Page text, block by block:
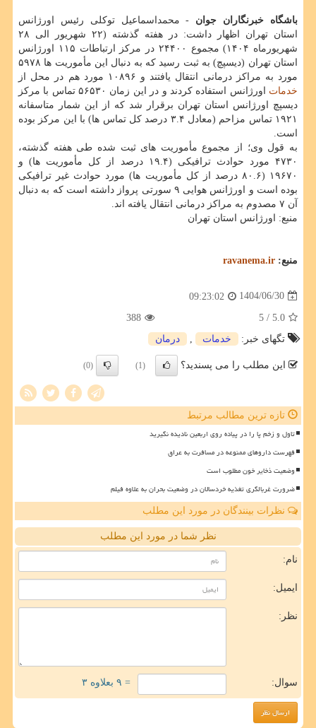
باشگاه خبرنگاران جوان - محمداسماعیل توکلی رئیس اورژانس
استان تهران اظهار داشت: در هفته گذشته (۲۲ شهریور الی ۲۸
شهریورماه ۱۴۰۴) مجموع ۲۴۴۰۰ در مرکز ارتباطات ۱۱۵ اورژانس
استان تهران (دیسپچ) به ثبت رسید که به دنبال این مأموریت ها ۵۹۷۸
مورد به مراکز درمانی انتقال یافتند و ۱۰۸۹۶ مورد هم در محل از
خدمات
اورژانس استفاده کردند و در این زمان ۵۶۵۳۰ تماس با مرکز
دیسپچ اورژانس استان تهران برقرار شد که از این شمار متاسفانه
۱۹۲۱ تماس مزاحم (معادل ۳.۴ درصد کل تماس ها) با این مرکز بوده
است.
به قول وی؛ از مجموع مأموریت های ثبت شده طی هفته گذشته،
۴۷۳۰ مورد حوادث ترافیکی (۱۹.۴ درصد از کل مأموریت ها) و
۱۹۶۷۰ (۸۰.۶ درصد از کل مأموریت ها) مورد حوادث غیر ترافیکی
بوده است و اورژانس هوایی ۹ سورتی پرواز داشته است که به دنبال
آن ۷ مصدوم به مراکز درمانی انتقال یافته اند.
منبع: اورژانس استان تهران
منبع: ravanema.ir
1404/06/30
09:23:02
5.0
/ 5
388
تگهای خبر:
خدمات درمان
این مطلب را می پسندید؟ (1)
(0)
تازه ترین مطالب مرتبط
تاول و زخم پا را در پیاده روی اربعین نادیده نگیرید
فهرست داروهای ممنوعه در مسافرت به عراق
وضعیت ذخایر خون مطلوب است
ضرورت غربالگری تغذیه خردسالان در وضعیت بحران به علاوه فیلم
نظرات بینندگان در مورد این مطلب
نظر شما در مورد این مطلب
نام:
ایمیل:
نظر:
سوال: = ۹ بعلاوه ۳